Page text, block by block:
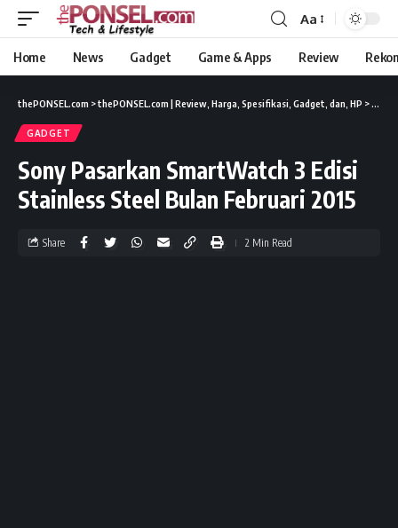
Aa
Home News Gadget Game & Apps Review
thePONSEL.com >thePONSEL.com | Review, Harga, Spesifikasi, Gadget, dan, HP >
GADGET
Sony Pasarkan SmartWatch 3 Edisi
Stainless Steel Bulan Februari 2015
Share 2 Min Read